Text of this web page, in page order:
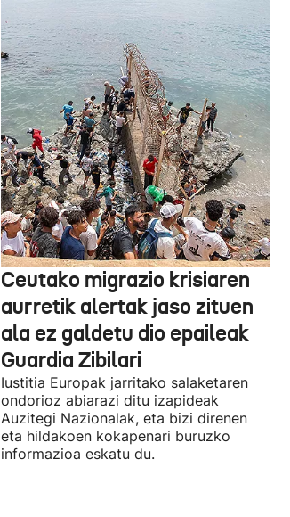
Ceutako migrazio krisiaren
aurretik alertak jaso zituen
ala ez galdetu dio epaileak
Guardia Zibilari
Iustitia Europak jarritako salaketaren
ondorioz abiarazi ditu izapideak
Auzitegi Nazionalak, eta bizi direnen
eta hildakoen kokapenari buruzko
informazioa eskatu du.